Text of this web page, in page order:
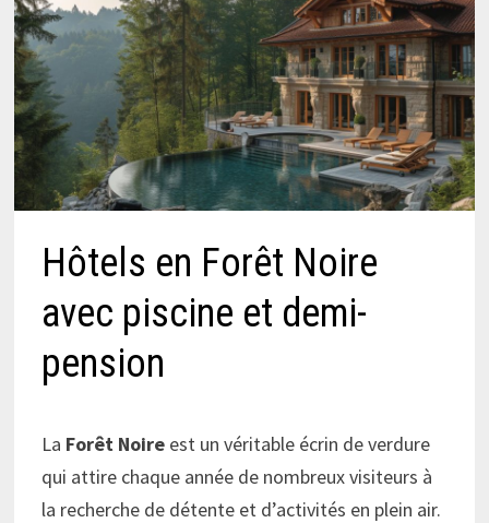
Hôtels en Forêt Noire
avec piscine et demi-
pension
La Forêt Noire est un véritable écrin de verdure
qui attire chaque année de nombreux visiteurs à
la recherche de détente et d’activités en plein air.